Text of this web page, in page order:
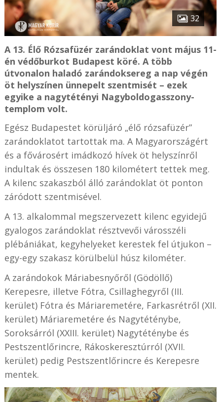
32
A 13. Élő Rózsafüzér zarándoklat vont május 11-
én védőburkot Budapest köré. A több
útvonalon haladó zarándoksereg a nap végén
öt helyszínen ünnepelt szentmisét – ezek
egyike a nagytétényi Nagyboldogasszony-
templom volt.
Egész Budapestet körüljáró „élő rózsafüzér”
zarándoklatot tartottak ma. A Magyarországért
és a fővárosért imádkozó hívek öt helyszínről
indultak és összesen 180 kilométert tettek meg.
A kilenc szakaszból álló zarándoklat öt ponton
záródott szentmisével.
A 13. alkalommal megszervezett kilenc egyidejű
gyalogos zarándoklat résztvevői városszéli
plébániákat, kegyhelyeket kerestek fel útjukon –
egy-egy szakasz körülbelül húsz kilométer.
A zarándokok Máriabesnyőről (Gödöllő)
Kerepesre, illetve Fótra, Csillaghegyről (III.
kerület) Fótra és Máriaremetére, Farkasrétről (XII.
kerület) Máriaremetére és Nagytéténybe,
Soroksárról (XXIII. kerület) Nagytéténybe és
Pestszentlőrincre, Rákoskeresztúrról (XVII.
kerület) pedig Pestszentlőrincre és Kerepesre
mentek.